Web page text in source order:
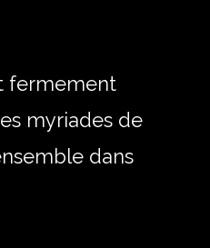
fermement
myriades de
dans